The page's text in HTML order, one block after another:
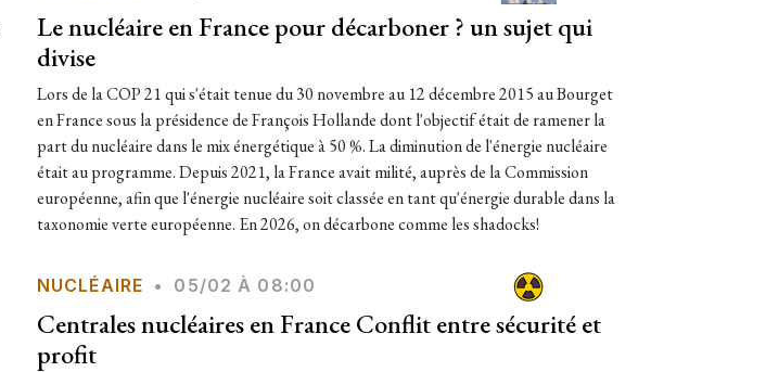
Le nucléaire en France pour décarboner ? un sujet qui
divise
Lors de la COP 21 qui s'était tenue du 30 novembre au 12 décembre 2015 au Bourget
en France sous la présidence de François Hollande dont l'objectif était de ramener la
part du nucléaire dans le mix énergétique à 50 %. La diminution de l'énergie nucléaire
était au programme. Depuis 2021, la France avait milité, auprès de la Commission
européenne, afin que l'énergie nucléaire soit classée en tant qu'énergie durable dans la
taxonomie verte européenne. En 2026, on décarbone comme les shadocks!
NUCLÉAIRE • 05/02 À 08:00
Centrales nucléaires en France Conflit entre sécurité et
profit